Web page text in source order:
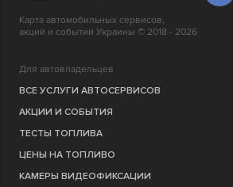
Карта автомобильных сервисов,
акций и событий Украины © 2018 - 2026
Для автовладельцев
ВСЕ УСЛУГИ АВТОСЕРВИСОВ
АКЦИИ И СОБЫТИЯ
ТЕСТЫ ТОПЛИВА
ЦЕНЫ НА ТОПЛИВО
КАМЕРЫ ВИДЕОФИКСАЦИИ